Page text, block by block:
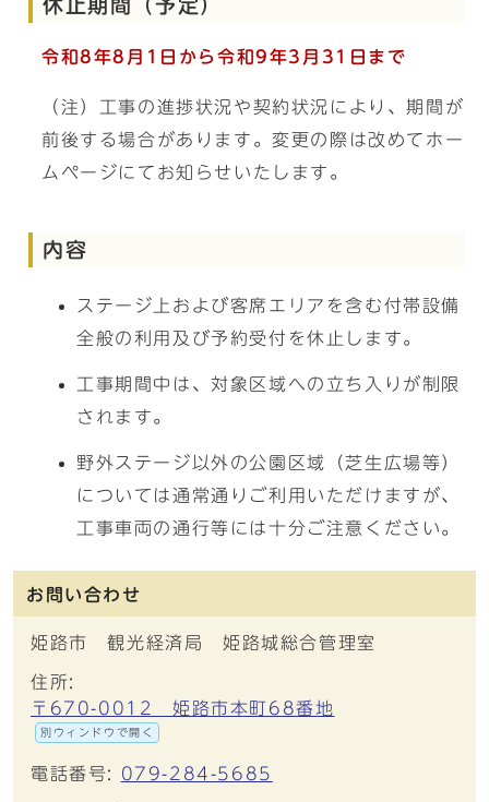
休止期間（予定）
令和8年8月1日から令和9年3月31日まで
（注）工事の進捗状況や契約状況により、期間が
前後する場合があります。変更の際は改めてホー
ムページにてお知らせいたします。
内容
ステージ上および客席エリアを含む付帯設備
全般の利用及び予約受付を休止します。
工事期間中は、対象区域への立ち入りが制限
されます。
野外ステージ以外の公園区域（芝生広場等）
については通常通りご利用いただけますが、
工事車両の通行等には十分ご注意ください。
お問い合わせ
姫路市 観光経済局 姫路城総合管理室
住所:
〒670-0012 姫路市本町68番地
別ウィンドウで開く
電話番号: 079-284-5685